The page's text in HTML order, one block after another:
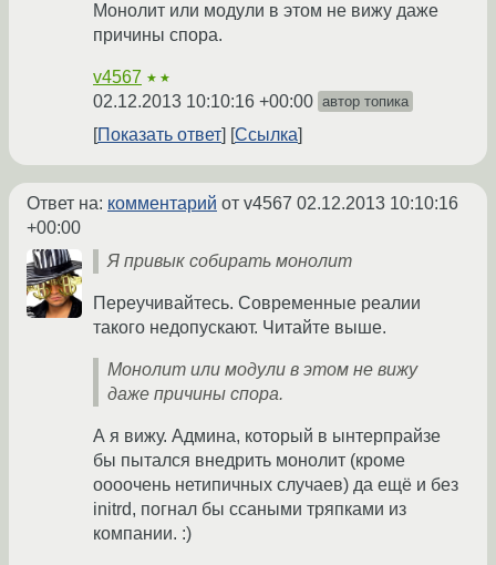
Монолит или модули в этом не вижу даже
причины спора.
v4567 ★★
02.12.2013 10:10:16 +00:00 автор топика
Показать ответ Ссылка
Ответ на: комментарий от v4567 02.12.2013 10:10:16
+00:00
Я привык собирать монолит
Переучивайтесь. Современные реалии
такого недопускают. Читайте выше.
Монолит или модули в этом не вижу
даже причины спора.
А я вижу. Админа, который в ынтерпрайзе
бы пытался внедрить монолит (кроме
оооочень нетипичных случаев) да ещё и без
initrd, погнал бы ссаными тряпками из
компании. :)